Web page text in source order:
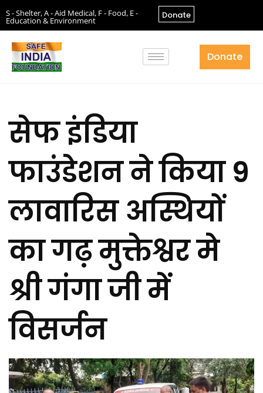
S - Shelter, A - Aid Medical, F - Food, E -
Education & Environment Donate
Donate
सेफ इंडिया
फाउंडेशन ने किया 9
लावारिस अस्थियों
का गढ़ मुक्तेश्वर मे
श्री गंगा जी में
विसर्जन